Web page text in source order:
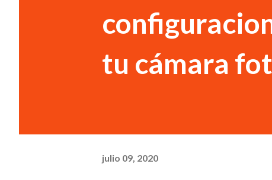
tu cámara
julio 09, 2020